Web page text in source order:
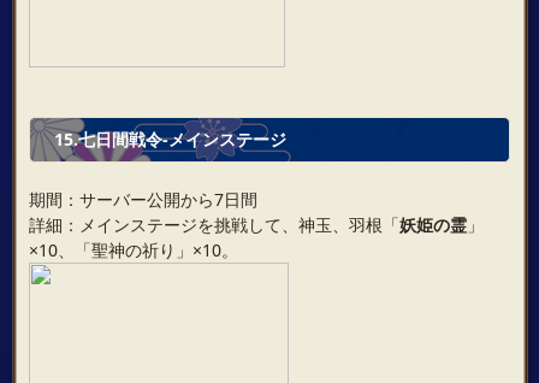
15.七日間戦令-メインステージ
期間：サーバー公開から7日間
詳細：メインステージを挑戦して、神玉、羽根「妖姫の霊」
×10、「聖神の祈り」×10。